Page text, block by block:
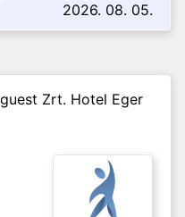
2026. 08. 05.
Zrt. Hotel Eger